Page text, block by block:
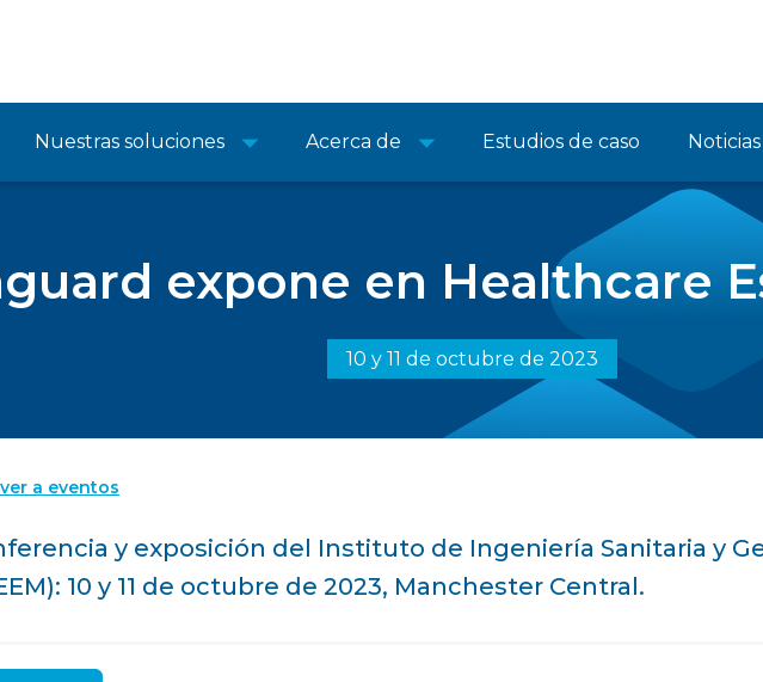
Nuestras soluciones Acerca de Estudios de caso Noticias
expone en Healthcare
10 y 11 de octubre de 2023
a eventos
y exposición del Instituto de Ingeniería Sanitaria y
10 y 11 de octubre de 2023, Manchester Central.